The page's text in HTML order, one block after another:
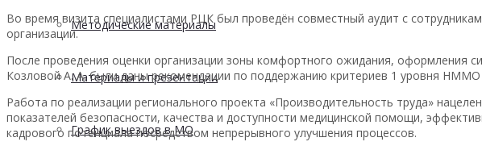
Методические материалы
Материалы и презентации
График выездов в МО
Во время визита специалистами РЦК был проведён совместный аудит с
организации.
После проведения оценки организации зоны комфортного ожидания, оформления
Козловой А. А. были даны рекомендации по поддержанию критериев 1 уровня
Работа по реализации регионального проекта «Производительность труда»
показателей безопасности, качества и доступности медицинской помощи,
кадрового потенциала посредством непрерывного улучшения процессов.